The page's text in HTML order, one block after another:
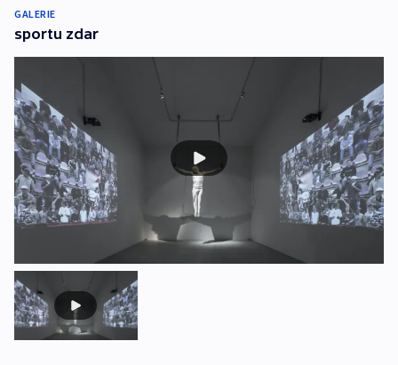
GALERIE
sportu zdar